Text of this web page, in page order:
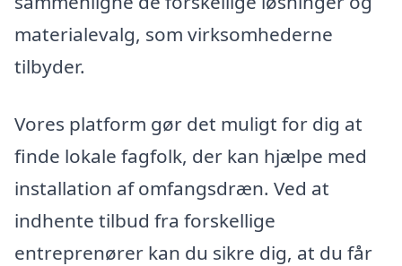
materialevalg, som virksomhederne
tilbyder.
Vores platform gør det muligt for dig at
finde lokale fagfolk, der kan hjælpe med
installation af omfangsdræn. Ved at
indhente tilbud fra forskellige
entreprenører kan du sikre dig, at du får